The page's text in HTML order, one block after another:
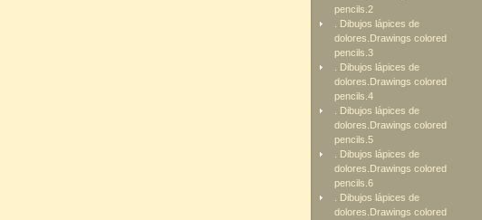
pencils.2
. Dibujos lápices de
dolores.Drawings colored
pencils.3
. Dibujos lápices de
dolores.Drawings colored
pencils.4
. Dibujos lápices de
dolores.Drawings colored
pencils.5
. Dibujos lápices de
dolores.Drawings colored
pencils.6
. Dibujos lápices de
dolores.Drawings colored